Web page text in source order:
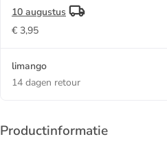
10 augustus
€ 3,95
limango
14 dagen retour
Productinformatie